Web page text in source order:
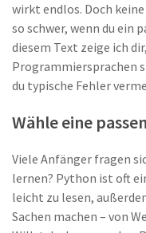
wirkt endlos. Doch
so schwer, wenn du ein
diesem Text zeige ich
Programmiersprachen
du typische Fehler
Wähle eine
Viele Anfänger fragen
lernen? Python ist oft
leicht zu lesen,
Sachen machen – von